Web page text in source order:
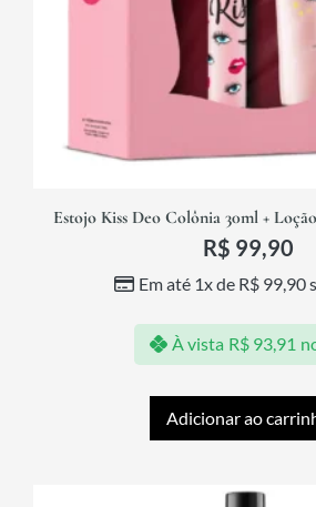
Estojo Kiss Deo Colônia 30ml +
R$ 99,90
Em até 1x de R$ 99,90
À vista R$93,91
Adicionar ao